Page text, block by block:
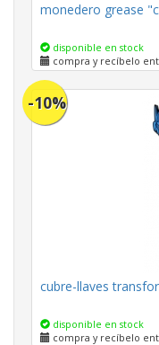
monedero grease
disponible en stock
compra y recíbelo
-10%
cubre-llaves
disponible en stock
compra y recíbelo